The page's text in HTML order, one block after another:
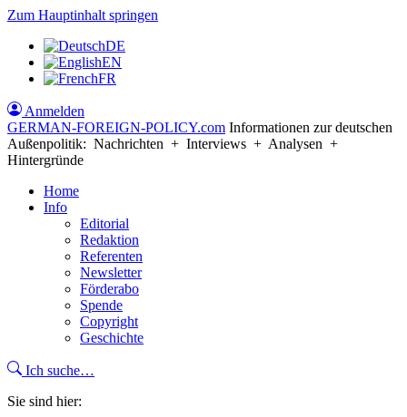
Zum Hauptinhalt springen
DE
EN
FR
Anmelden
GERMAN-FOREIGN-POLICY.com Informationen zur deutschen
Außenpolitik: Nachrichten + Interviews + Analysen +
Hintergründe
Home
Info
Editorial
Redaktion
Referenten
Newsletter
Förderabo
Spende
Copyright
Geschichte
Ich suche…
Sie sind hier: